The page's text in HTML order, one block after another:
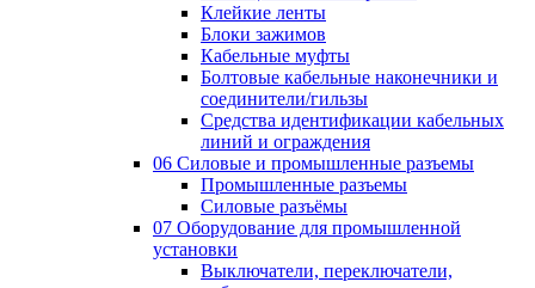
Клейкие ленты
Блоки зажимов
Кабельные муфты
Болтовые кабельные наконечники и
соединители/гильзы
Средства идентификации кабельных
линий и ограждения
06 Силовые и промышленные разъемы
Промышленные разъемы
Силовые разъёмы
07 Оборудование для промышленной
установки
Выключатели, переключатели,